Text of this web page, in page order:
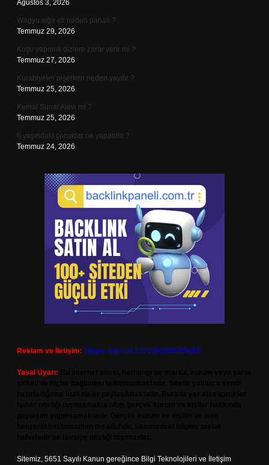
Ağustos 3, 2026
Wagyu sığır eti neden pahalı ?
Temmuz 29, 2026
Koşu yapmak dizlere zarar verir mi ?
Temmuz 27, 2026
Kurabiyeler pişerken neden yayılır ?
Temmuz 25, 2026
Kemal Sunal Alevi mi ?
Temmuz 25, 2026
6 yaşındaki çocuklar ne yapabilir ?
Temmuz 24, 2026
Reklam ve İletişim: Skype: live:.cid.575569c608265c69
Yasal Uyarı:
Sitemiz, 5651 Sayılı Kanun gereğince Bilgi Teknolojileri ve İletişim